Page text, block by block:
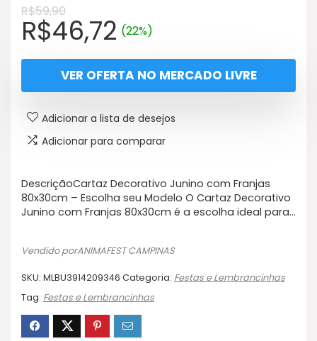
R$59,90
O
preço
original
era:
R$59,90.
R$46,72O
preço
atual
é:
R$46,72.
(22%)
VER OFERTA NO MERCADO LIVRE
Adicionar a lista de desejos
Adicionar para comparar
DescriçãoCartaz Decorativo Junino com Franjas
80x30cm – Escolha seu Modelo O Cartaz Decorativo
Junino com Franjas 80x30cm é a escolha ideal para…
Vendido porANIMAFEST CAMPINAS
SKU: MLBU3914209346 Categoria: Festas e Lembrancinhas
Tag: Festas e Lembrancinhas